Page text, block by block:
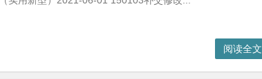
阅读全文